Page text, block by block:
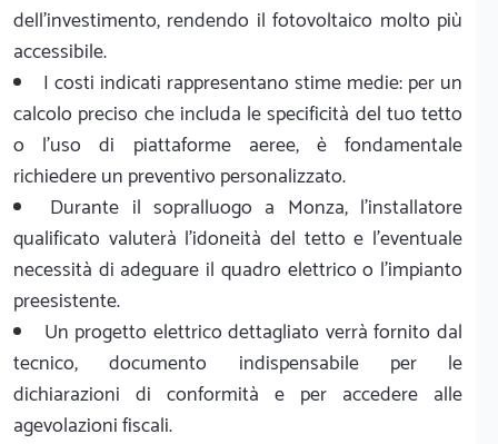
dell'investimento, rendendo il fotovoltaico molto più
accessibile.
I costi indicati rappresentano stime medie: per un
calcolo preciso che includa le specificità del tuo tetto
o l'uso di piattaforme aeree, è fondamentale
richiedere un preventivo personalizzato.
Durante il sopralluogo a Monza, l'installatore
qualificato valuterà l'idoneità del tetto e l'eventuale
necessità di adeguare il quadro elettrico o l'impianto
preesistente.
Un progetto elettrico dettagliato verrà fornito dal
tecnico, documento indispensabile per le
dichiarazioni di conformità e per accedere alle
agevolazioni fiscali.